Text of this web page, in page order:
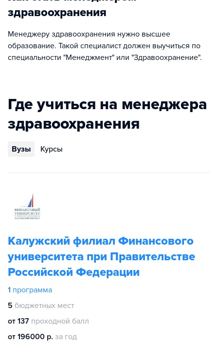
здравоохранения
Менеджеру здравоохранения нужно высшее
образование. Такой специалист должен выучиться по
специальности "Менеджмент" или "Здравоохранение".
Где учиться на менеджера
здравоохранения
Вузы Курсы
Калужский филиал Финансового
университета при Правительстве
Российской Федерации
1 программа
5 бюджетных мест
от 137 проходной балл
от 196000 р. за год